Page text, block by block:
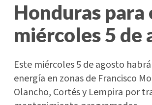
Honduras para
miércoles 5 de
Este miércoles 5 de agosto
energía en zonas de Francisco
Olancho, Cortés y Lempira por